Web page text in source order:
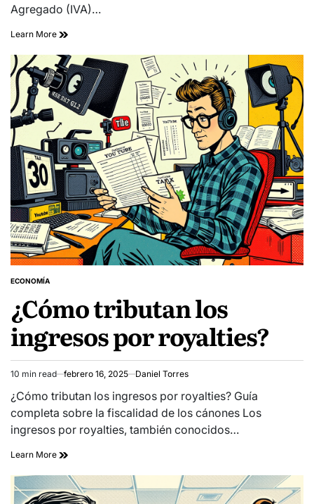
Agregado (IVA)…
Learn More
POSTED
ECONOMÍA
¿Cómo tributan los
ingresos por royalties?
Estimated
read
time
10 min read febrero 16, 2025 Daniel Torres
¿Cómo tributan los ingresos por royalties? Guía
completa sobre la fiscalidad de los cánones Los
ingresos por royalties, también conocidos…
Learn More